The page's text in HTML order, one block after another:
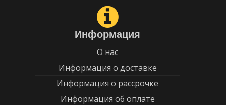
Информация
О нас
Информация о доставке
Информация о рассрочке
Информация об оплате